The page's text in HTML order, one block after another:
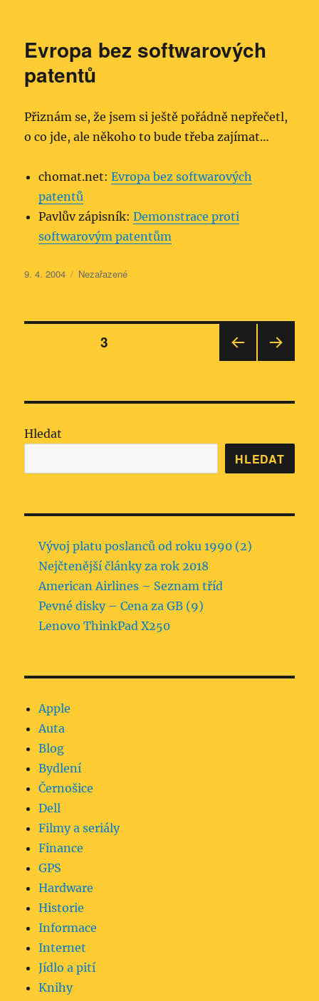
Evropa bez softwarových
patentů
Přiznám se, že jsem si ještě pořádně nepřečetl,
o co jde, ale někoho to bude třeba zajímat…
chomat.net:Evropa bez softwarových
patentů
Pavlův zápisník:Demonstrace proti
softwarovým patentům
Publikováno:
9. 4. 2004 Rubriky:
Nezařazené
Stránkování
STRÁ
STRÁNKA:3
NKA
Hledat
HLEDAT
Vývoj platu poslanců od roku 1990 (2)
Nejčtenější články za rok 2018
American Airlines – Seznam tříd
Pevné disky – Cena za GB (9)
Lenovo ThinkPad X250
Apple
Auta
Blog
Bydlení
Černošice
Dell
Filmy a seriály
Finance
GPS
Hardware
Historie
Informace
Internet
Jídlo a pití
Knihy